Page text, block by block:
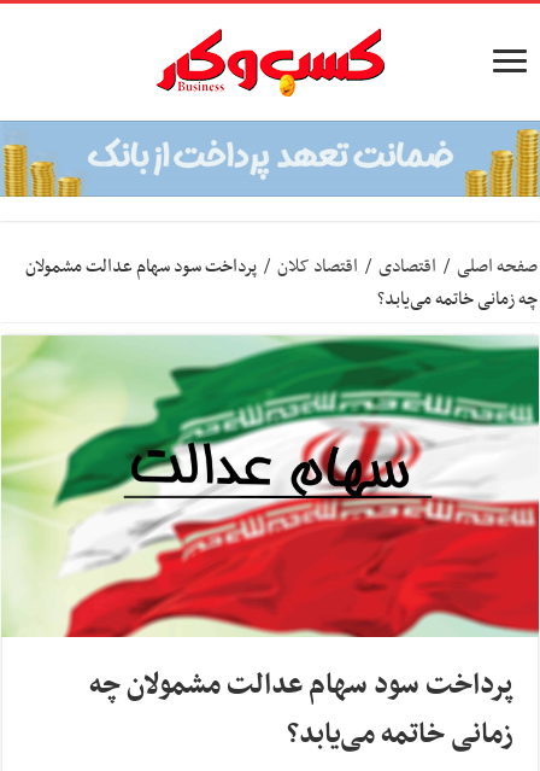
صفحه اصلی / اقتصادی / اقتصاد کلان / پرداخت سود سهام عدالت مشمولان
چه زمانی خاتمه می‌یابد؟
پرداخت سود سهام عدالت مشمولان چه
زمانی خاتمه می‌یابد؟